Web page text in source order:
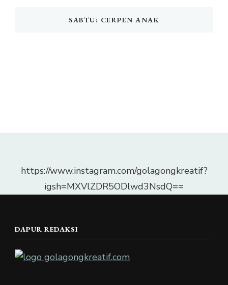
SABTU: CERPEN ANAK
https://www.instagram.com/golagongkreatif?
igsh=MXVlZDR5ODlwd3NsdQ==
DAPUR REDAKSI